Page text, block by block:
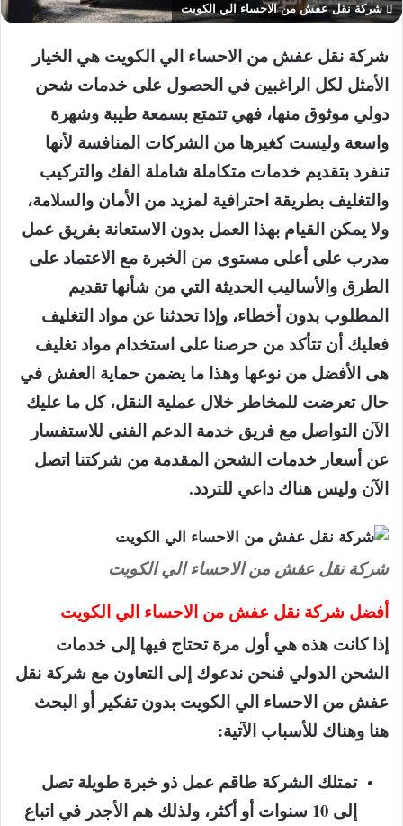
شركة نقل عفش من الاحساء الي الكويت
شركة نقل عفش من الاحساء الي الكويت هي الخيار
الأمثل لكل الراغبين في الحصول على خدمات شحن
دولي موثوق منها، فهي تتمتع بسمعة طيبة وشهرة
واسعة وليست كغيرها من الشركات المنافسة لأنها
تنفرد بتقديم خدمات متكاملة شاملة الفك والتركيب
والتغليف بطريقة احترافية لمزيد من الأمان والسلامة،
ولا يمكن القيام بهذا العمل بدون الاستعانة بفريق عمل
مدرب على أعلى مستوى من الخبرة مع الاعتماد على
الطرق والأساليب الحديثة التي من شأنها تقديم
المطلوب بدون أخطاء، وإذا تحدثنا عن مواد التغليف
فعليك أن تتأكد من حرصنا على استخدام مواد تغليف
هى الأفضل من نوعها وهذا ما يضمن حماية العفش في
حال تعرضت للمخاطر خلال عملية النقل، كل ما عليك
الآن التواصل مع فريق خدمة الدعم الفنى للاستفسار
عن أسعار خدمات الشحن المقدمة من شركتنا اتصل
الآن وليس هناك داعي للتردد.
شركة نقل عفش من الاحساء الي الكويت
أفضل شركة نقل عفش من الاحساء الي الكويت
إذا كانت هذه هي أول مرة تحتاج فيها إلى خدمات
الشحن الدولي فنحن ندعوك إلى التعاون مع شركة نقل
عفش من الاحساء الي الكويت بدون تفكير أو البحث
هنا وهناك للأسباب الآتية:
تمتلك الشركة طاقم عمل ذو خبرة طويلة تصل
إلى 10 سنوات أو أكثر، ولذلك هم الأجدر في اتباع